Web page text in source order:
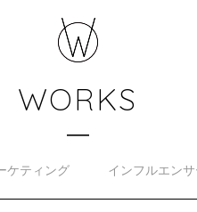
WORKS
ケティング インフルエン